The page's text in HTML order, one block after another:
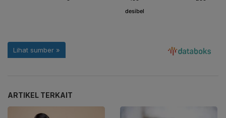
ARTIKEL TERKAIT